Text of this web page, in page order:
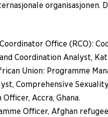
organisasjonen.
Office (RCO):
Coordination Analyst,
Union: Programme
Comprehensive
Accra, Ghana.
Officer, Afghan